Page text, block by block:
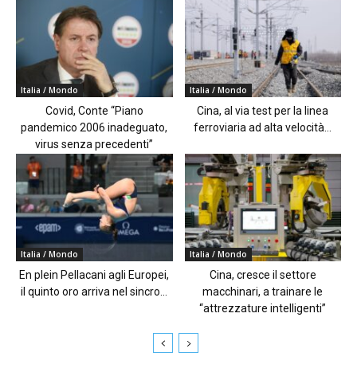
Italia / Mondo
Covid, Conte “Piano
pandemico 2006 inadeguato,
virus senza precedenti”
Italia / Mondo
Cina, al via test per la linea
ferroviaria ad alta velocità...
Italia / Mondo
En plein Pellacani agli Europei,
il quinto oro arriva nel sincro...
Italia / Mondo
Cina, cresce il settore
macchinari, a trainare le
“attrezzature intelligenti”